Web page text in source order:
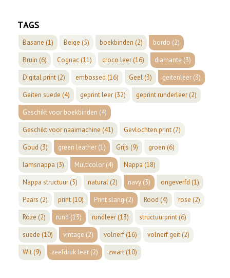
TAGS
Basane (1) Beige (5) boekbinden (2) bordo (2)
Bruin (6) Cognac(11) croco leer(16) diamante (3)
Digital print(2) embossed (16) Geel(3) geitenleer(3)
Geiten suede (4) geprint leer(32) geprint runderleer(2)
Geschikt voor boekbinden (4)
Geschikt voor naaimachine (41) Gevlochten print(7)
Goud (3) green leather(1) Grijs (9) groen (6)
lamsnappa (3) Multicolor(4) Nappa (18)
Nappa structuur(5) natural(2) navy(3) ongeverfd (1)
Paars (2) print(10) Print slang (2) Rood (4) rose (2)
Roze (2) rund (13) rundleer(13) structuurprint(6)
suede (10) vintage (2) volnerf(16) volnerf geit(2)
Wit(9) zeefdruk leer(2) zwart(10)